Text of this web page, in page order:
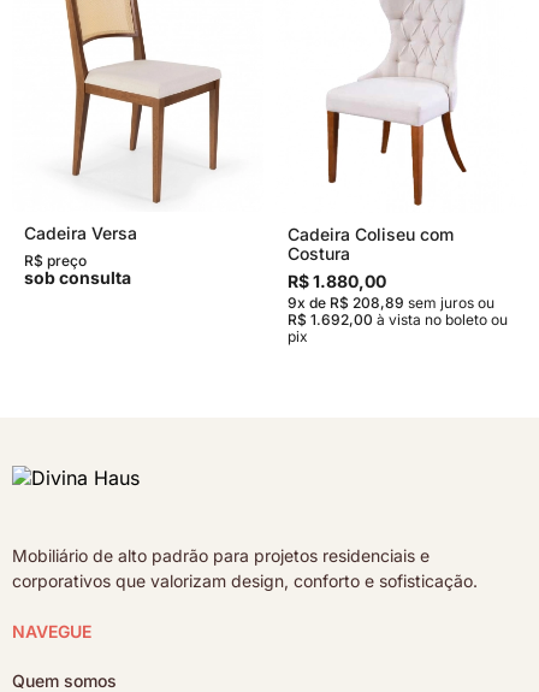
Cadeira Versa
R$ preço
sob consulta
Cadeira Coliseu com
Costura
R$ 1.880,00
9x de R$ 208,89 sem juros ou
R$ 1.692,00 à vista no boleto ou
pix
Mobiliário de alto padrão para projetos residenciais e
corporativos que valorizam design, conforto e sofisticação.
NAVEGUE
Quem somos